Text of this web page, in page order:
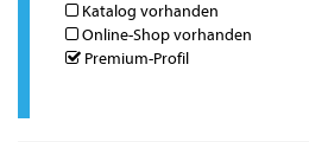
Katalog vorhanden
Online-Shop vorhanden
Premium-Profil